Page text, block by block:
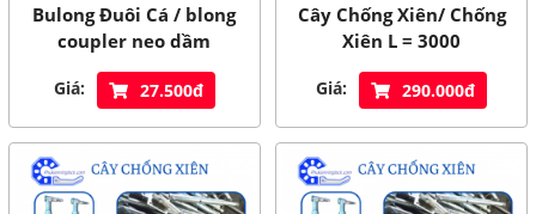
Bulong Đuôi Cá / blong
coupler neo dầm
Giá: 27.500đ
Cây Chống Xiên/ Chống
Xiên L = 3000
Giá: 290.000đ